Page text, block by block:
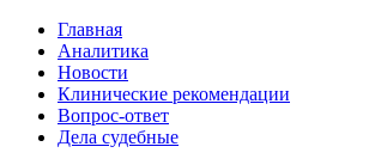
Главная
Аналитика
Новости
Клинические рекомендации
Вопрос-ответ
Дела судебные